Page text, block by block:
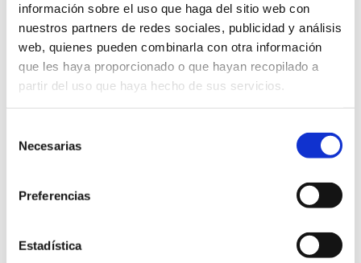
información sobre el uso que haga del sitio web con
nuestros partners de redes sociales, publicidad y análisis
web, quienes pueden combinarla con otra información
que les haya proporcionado o que hayan recopilado a
partir del uso que haya hecho de sus servicios.
Necesarias
Preferencias
Estadística
(15.000,00 € voz y
7.125,00 € datos)
Anualidad 2019
(diciembre 2018 - enero
a noviembre 2019):
(60.000,00 € voz y
28.500,00 € datos)
enero a agosto 2020):